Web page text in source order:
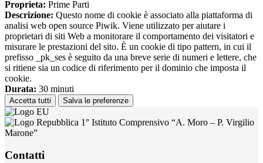
Proprieta: Prime Parti
Descrizione: Questo nome di cookie è associato alla piattaforma di
analisi web open source Piwik. Viene utilizzato per aiutare i
proprietari di siti Web a monitorare il comportamento dei visitatori e
misurare le prestazioni del sito. È un cookie di tipo pattern, in cui il
prefisso _pk_ses è seguito da una breve serie di numeri e lettere, che
si ritiene sia un codice di riferimento per il dominio che imposta il
cookie.
Durata: 30 minuti
Accetta tutti Salva le preferenze
1° Istituto Comprensivo “A. Moro – P. Virgilio
Marone”
Contatti